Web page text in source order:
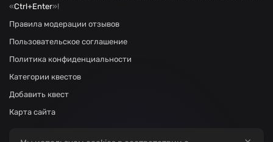
«Ctrl+Enter»!
Правила модерации отзывов
Пользовательское соглашение
Политика конфиденциальности
Категории квестов
Добавить квест
Карта сайта